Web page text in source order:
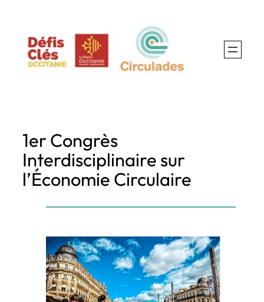
contenu
1er Congrès
Interdisciplinaire sur
l’Économie Circulaire